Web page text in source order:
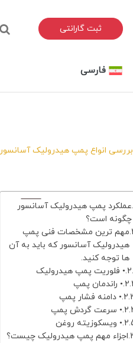
ثبت گارانتی
فارسی
بررسی انواع پمپ هیدرولیک آسانسور
عملکرد پمپ هیدرولیک آسانسور
چگونه است؟
مهم ترین مشخصات فنی پمپ
هیدرولیک آسانسور که باید به آن
ها توجه کنید.
• فلوریت پمپ هیدرولیک
• راندمان پمپ
• دامنه فشار پمپ
• سرعت گردش پمپ
• ویسکوزیته روغن
اجزاء مهم پمپ هیدرولیک چیست؟